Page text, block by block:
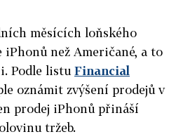
měsících loňského
než Američané, a to
Podle listu Financial
oznámit zvýšení prodejů v
prodej iPhonů přináší
tržeb.